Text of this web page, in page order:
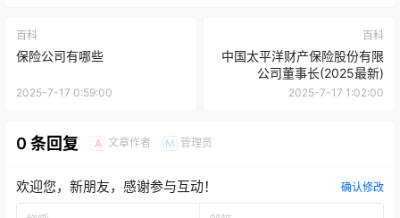
百科
保险公司有哪些
2025-7-17 0:59:00
百科
中国太平洋财产保险股份有限
公司董事长(2025最新)
2025-7-17 1:02:00
0 条回复 A 文章作者 M 管理员
欢迎您，新朋友，感谢参与互动！ 确认修改